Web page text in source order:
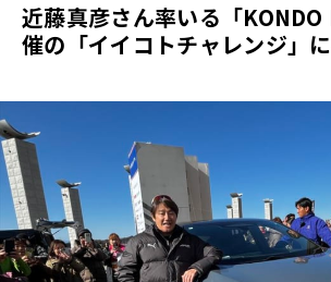
近藤真彦さん率いる「KONDO
催の「イイコトチャレンジ」に